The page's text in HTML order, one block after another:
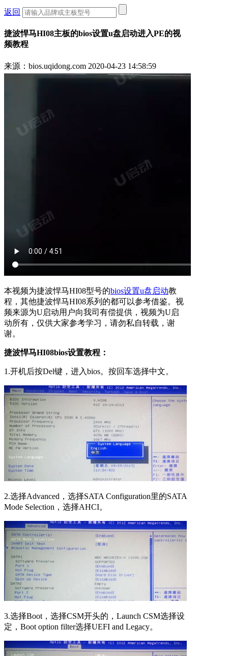
返回
捷波悍马HI08主板的bios设置u盘启动进入PE的视
频教程
来源：bios.uqidong.com 2020-04-23 14:58:59
本视频为捷波悍马HI08型号的bios设置u盘启动教
程，其他捷波悍马HI08系列的都可以参考借鉴。视
频来源为U启动用户向我司有偿提供，视频为U启
动所有，仅供大家参考学习，请勿私自转载，谢
谢。
捷波悍马HI08bios设置教程：
1.开机后按Del键，进入bios。按回车选择中文。
2.选择Advanced，选择SATA Configuration里的SATA
Mode Selection，选择AHCI。
3.选择Boot，选择CSM开头的，Launch CSM选择设
定，Boot option filter选择UEFI and Legacy。